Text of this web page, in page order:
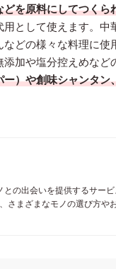
を原料にしてつくら
として使えます。中
どの様々な料理に使
加や塩分控えめなど
）や創味シャンタン
との出会いを提供するサー
さまざまなモノの選び方や